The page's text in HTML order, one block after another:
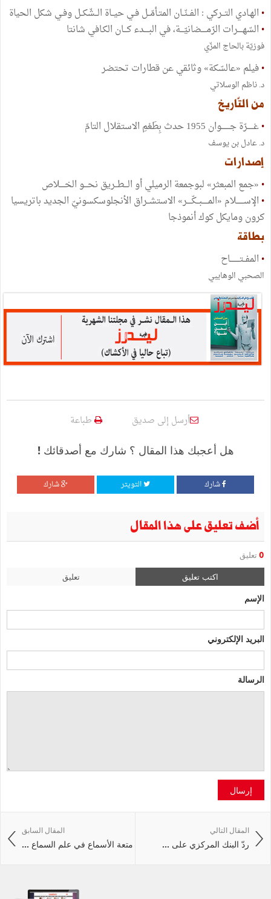
• الهـادي التــركي : الفــنّــان المتـأمّــل فـي حيــاة الــشّكــل وفـي شكل الحياة
• السّهــــرات الرّمــــضانيّـــة، في البــــدء كـــان الكـافي شانتا
فوزيّة بالحاج المزّي
•فيلم «عالسّكة» وثائقي عن قطارات تحتضر
د. ناظم الوسلاتي
من التّاريخ
•غـــــرّة جـــــــوان 1955 حدث بِطَعْمِ الاستقلال التامّ
د. عادل بن يوسف
إصدارات
• «جمع المبعثر» لبوجمعة الرميلي أو الـــطــريق نحـــو الخــــلاص
• الإســــــلام «المـــــبــكّــــر» الاستشــراق الأنجلوسكسونيّ الجديد باتريسيا
كرون ومايكل كوك أنموذجا
بطاقة
• المفــتــــــــاح
الصحبي الوهايبي
أرسل إلى صديق طباعة
هل أعجبك هذا المقال ؟ شارك مع أصدقائك !
شارك التويتر شارك
أضف تعليق على هذا المقال
0 تعليق
اكتب تعليق تعليق
الإسم
البريد الإلكتروني
الرسالة
إرسال
المقال السابق
متعة الأسماع في علم السماع ...
المقال التالي
ردّ البنك المركزي على ...